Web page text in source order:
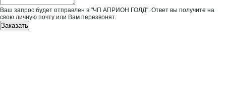
Ваш запрос будет отправлен в "ЧП АПРИОН ГОЛД". Ответ вы получите на
свою личную почту или Вам перезвонят.
Заказать